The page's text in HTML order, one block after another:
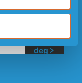
Registrer
deg >